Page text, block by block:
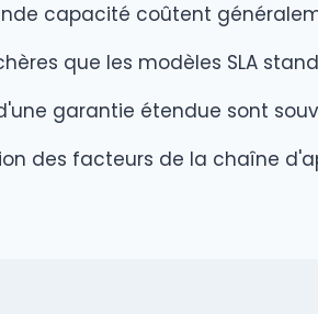
capacité coûtent
que les modèles SLA
garantie étendue sont
des facteurs de la chaîne